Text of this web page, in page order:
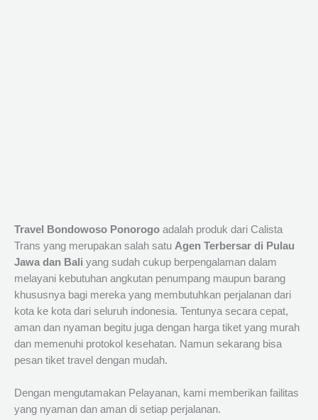
Travel Bondowoso Ponorogo adalah produk dari Calista
Trans yang merupakan salah satu Agen Terbersar di Pulau
Jawa dan Bali yang sudah cukup berpengalaman dalam
melayani kebutuhan angkutan penumpang maupun barang
khususnya bagi mereka yang membutuhkan perjalanan dari
kota ke kota dari seluruh indonesia. Tentunya secara cepat,
aman dan nyaman begitu juga dengan harga tiket yang murah
dan memenuhi protokol kesehatan. Namun sekarang bisa
pesan tiket travel dengan mudah.
Dengan mengutamakan Pelayanan, kami memberikan failitas
yang nyaman dan aman di setiap perjalanan.